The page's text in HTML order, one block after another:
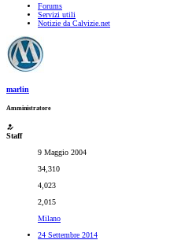
Forums
Servizi utili
Notizie da Calvizie.net
marlin
Amministratore
Staff
9 Maggio 2004
34,310
4,023
2,015
Milano
24 Settembre 2014